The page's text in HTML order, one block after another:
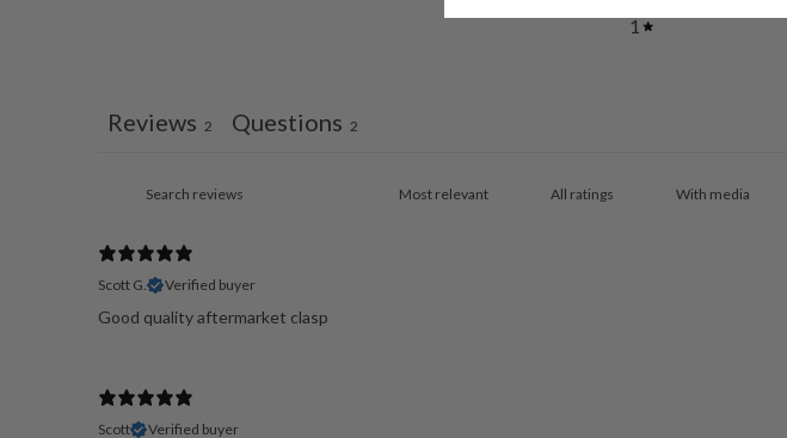
1
Reviews 2 Questions 2
With media
Scott G. Verified buyer
Good quality aftermarket clasp
Scott Verified buyer